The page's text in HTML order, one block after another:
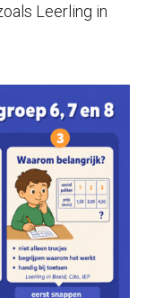
Leerling in